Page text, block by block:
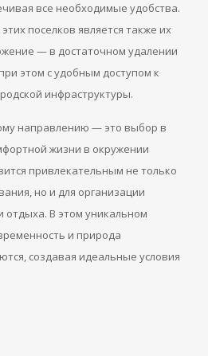
все необходимые удобства.
поселков является также их
— в достаточном удалении
этом с удобным доступом к
инфраструктуры.
направлению — это выбор в
жизни в окружении
привлекательным не только
но и для организации
отдыха. В этом уникальном
и природа
создавая идеальные условия